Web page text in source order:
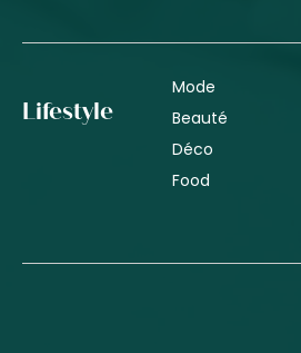
Lifestyle
Mode
Beauté
Déco
Food